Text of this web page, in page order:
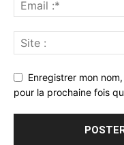
Enregistrer mon
pour la prochaine fois